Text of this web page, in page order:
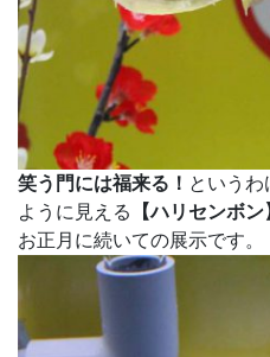
笑う門には福来る！ という
ように見える
【ハリセンボン
お正月に続いての展示です。